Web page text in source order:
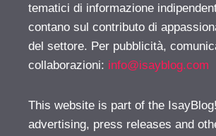
tematici di informazione
contano sul contributo di
del settore. Per pubblicità,
collaborazioni: info@isayblog.com
This website is part of the
advertising, press releases and